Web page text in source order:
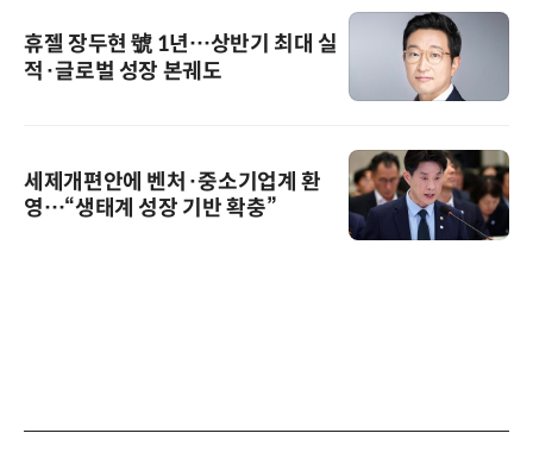
휴젤 장두현 號 1년…상반기 최대 실
적·글로벌 성장 본궤도
세제개편안에 벤처·중소기업계 환
영…“생태계 성장 기반 확충”